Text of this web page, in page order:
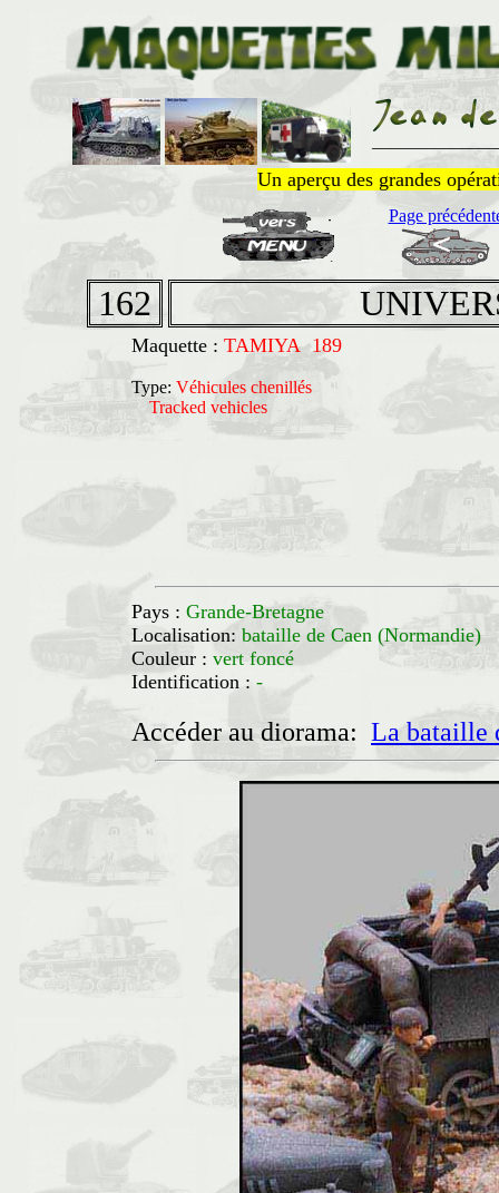
Un aperçu des grandes
Page
162
Maquette : TAMIYA 189
Type: Véhicules chenillés
Tracked vehicles
Pays : Grande-Bretagne
Localisation: bataille de Caen
Couleur : vert foncé
Identification : -
Accéder au diorama: La bataille